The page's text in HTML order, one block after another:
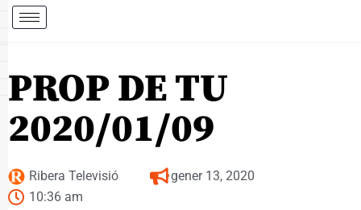
PROP DE TU
2020/01/09
Ribera Televisió
gener 13, 2020
10:36 am